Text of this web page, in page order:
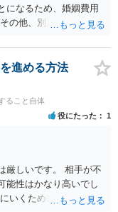
になるため、婚姻費用
の他、別居の経緯、質
進める方法
ること自体
役にたった 1
厳しいです。 相手が不
能性はかなり高いでし
いくためにも弁護士委